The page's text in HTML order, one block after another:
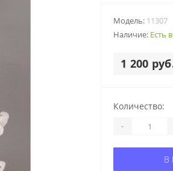
Модель: 11307
Наличие: Есть
1 200
Количество:
-
В